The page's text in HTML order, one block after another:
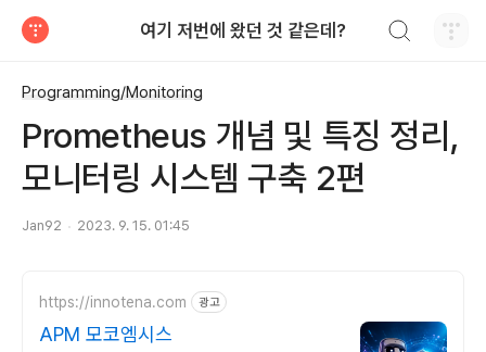
여기 저번에 왔던 것 같은데?
Programming/Monitoring
Prometheus 개념 및 특징 정리,
모니터링 시스템 구축 2편
Jan92 2023. 9. 15. 01:45
https://innotena.com 광고
APM 모코엠시스